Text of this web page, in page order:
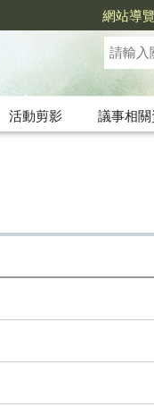
網站導覽
活動剪影
議事相